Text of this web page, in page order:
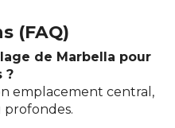
(FAQ)
de Marbella pour
?
emplacement central,
profondes.